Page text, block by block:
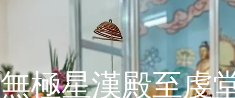
無極星漢殿至虔